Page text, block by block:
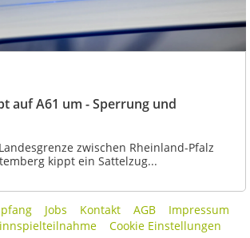
auf A61 um - Sperrung und
zwischen Rheinland-Pfalz
kippt ein Sattelzug...
Jobs Kontakt AGB
Impressum
Cookie Einstellungen